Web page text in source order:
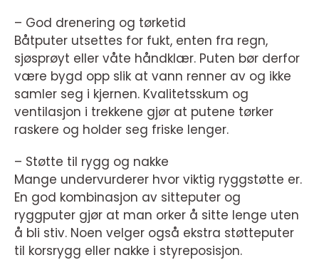
– God drenering og tørketid
Båtputer utsettes for fukt, enten fra regn,
sjøsprøyt eller våte håndklær. Puten bør derfor
være bygd opp slik at vann renner av og ikke
samler seg i kjernen. Kvalitetsskum og
ventilasjon i trekkene gjør at putene tørker
raskere og holder seg friske lenger.
– Støtte til rygg og nakke
Mange undervurderer hvor viktig ryggstøtte er.
En god kombinasjon av sitteputer og
ryggputer gjør at man orker å sitte lenge uten
å bli stiv. Noen velger også ekstra støtteputer
til korsrygg eller nakke i styreposisjon.